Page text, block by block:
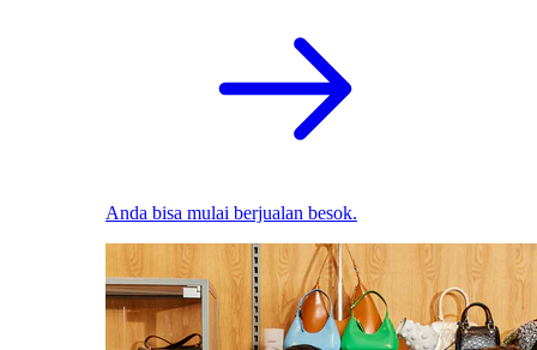
Anda bisa mulai berjualan besok.